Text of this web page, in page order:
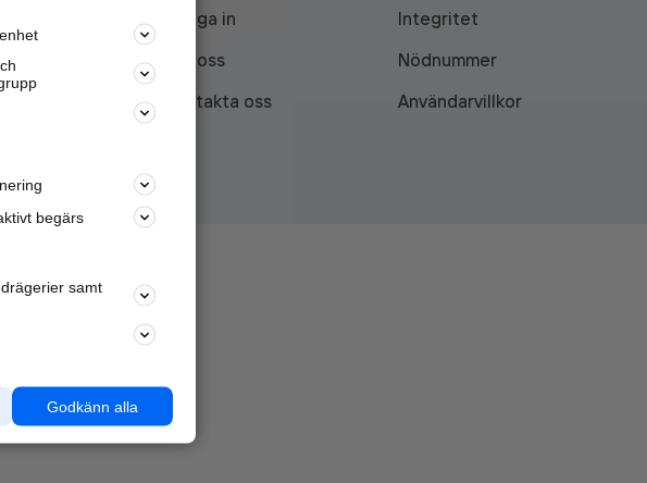
nära dig.
Logga in
Integritet
Om oss
Nödnummer
Kontakta oss
Användarvillkor
begärs
samt
Godkänn alla